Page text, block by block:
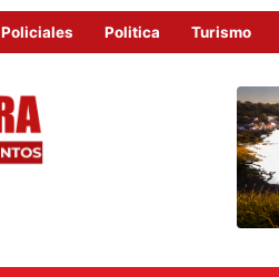
Policiales Politica Turismo